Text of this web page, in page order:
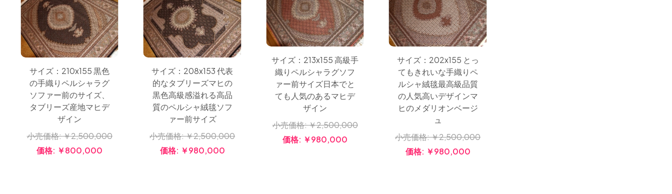
サイズ：210x155 黒色
の手織りペルシャラグ
ソファー前のサイズ、
タブリーズ産地マヒデ
ザイン
小売価格:￥2,500,000
価格: ￥800,000
サイズ：208x153 代表
的なタブリーズマヒの
黒色高級感溢れる高品
質のペルシャ絨毯ソフ
ァー前サイズ
小売価格:￥2,500,000
価格: ￥980,000
サイズ：213x155 高級手
織りペルシャラグソフ
ァー前サイズ日本でと
ても人気のあるマヒデ
ザイン
小売価格:￥2,500,000
価格: ￥980,000
サイズ：202x155 とっ
てもきれいな手織りペ
ルシャ絨毯最高級品質
の人気高いデザインマ
ヒのメダリオンベージ
ュ
小売価格:￥2,500,000
価格: ￥980,000